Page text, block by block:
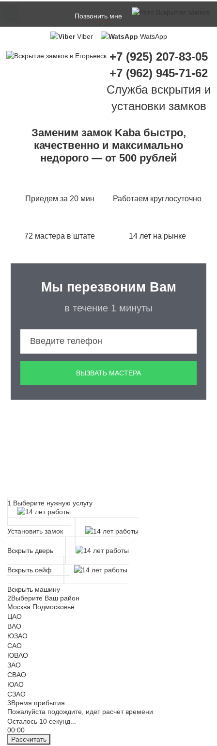
Позвонить мне
Viber WatsApp
+7 (925) 207-83-05
+7 (962) 945-71-62
Служба вскрытия и
установки замков
Заменим замок Kaba быстро,
качественно и максимально
недорого — от 500 рублей
Приедем за 20 мин Работаем круглосуточно
72 мастера в штате 14 лет на рынке
Мы перезвоним Вам
в течение 1 минуты
1 Выберите нужную услугу
Установить замок
Вскрыть дверь
Вскрыть сейф
Вскрыть машину
2Выберите Ваш район
Москва Подмосковье
ЦАО
ВАО
ЮЗАО
САО
ЮВАО
ЗАО
СВАО
ЮАО
СЗАО
3Время прибытия
Пожалуйста подождите, идет расчет времени
Осталось 10 секунд...
00:00
Рассчитать